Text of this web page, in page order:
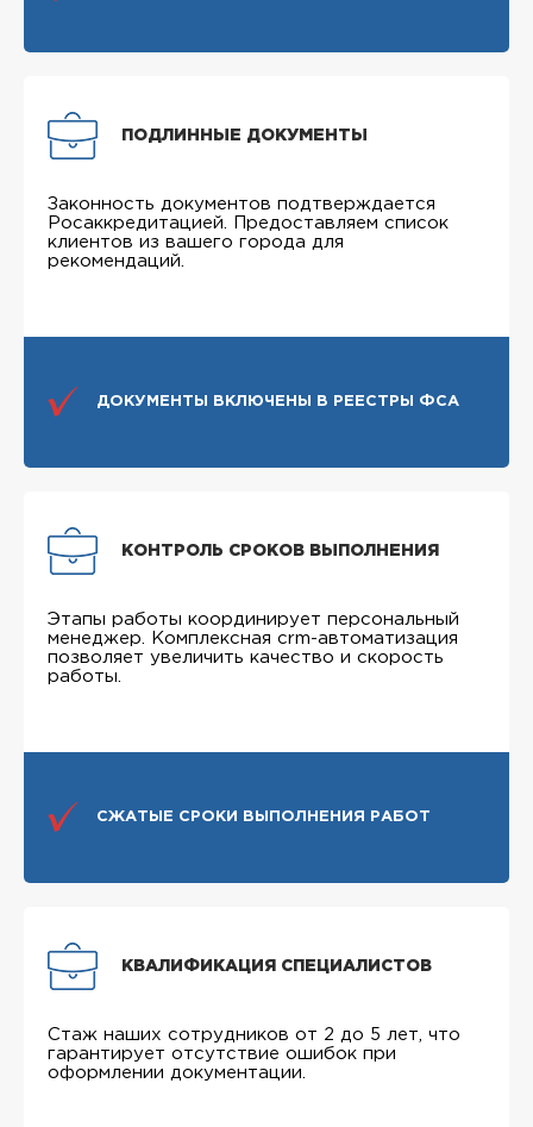
ПОДЛИННЫЕ ДОКУМЕНТЫ
Законность документов подтверждается
Росаккредитацией. Предоставляем список
клиентов из вашего города для
рекомендаций.
ДОКУМЕНТЫ ВКЛЮЧЕНЫ В РЕЕСТРЫ ФСА
КОНТРОЛЬ СРОКОВ ВЫПОЛНЕНИЯ
Этапы работы координирует персональный
менеджер. Комплексная crm-автоматизация
позволяет увеличить качество и скорость
работы.
СЖАТЫЕ СРОКИ ВЫПОЛНЕНИЯ РАБОТ
КВАЛИФИКАЦИЯ СПЕЦИАЛИСТОВ
Стаж наших сотрудников от 2 до 5 лет, что
гарантирует отсутствие ошибок при
оформлении документации.